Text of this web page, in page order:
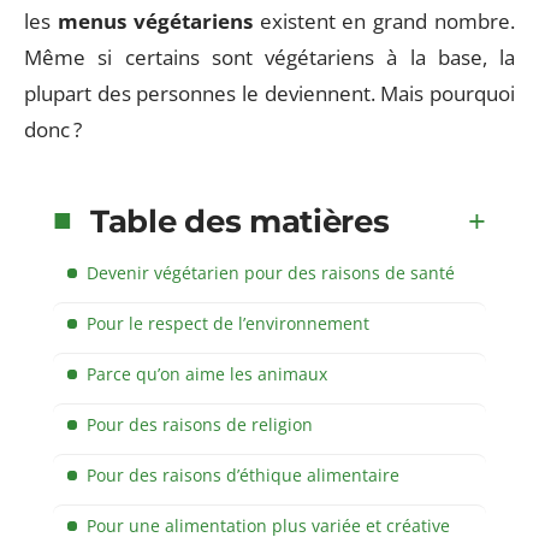
les menus végétariensexistent en grand nombre.
Même si certains sont végétariens à la base, la
plupart des personnes le deviennent. Mais pourquoi
donc ?
Table des matières
Devenir végétarien pour des raisons de santé
Pour le respect de l’environnement
Parce qu’on aime les animaux
Pour des raisons de religion
Pour des raisons d’éthique alimentaire
Pour une alimentation plus variée et créative